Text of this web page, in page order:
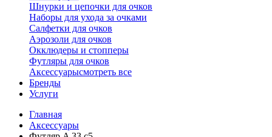
Шнурки и цепочки для очков
Наборы для ухода за очками
Салфетки для очков
Аэрозоли для очков
Окклюдеры и стопперы
Футляры для очков
Аксессуарысмотреть все
Бренды
Услуги
Главная
Аксессуары